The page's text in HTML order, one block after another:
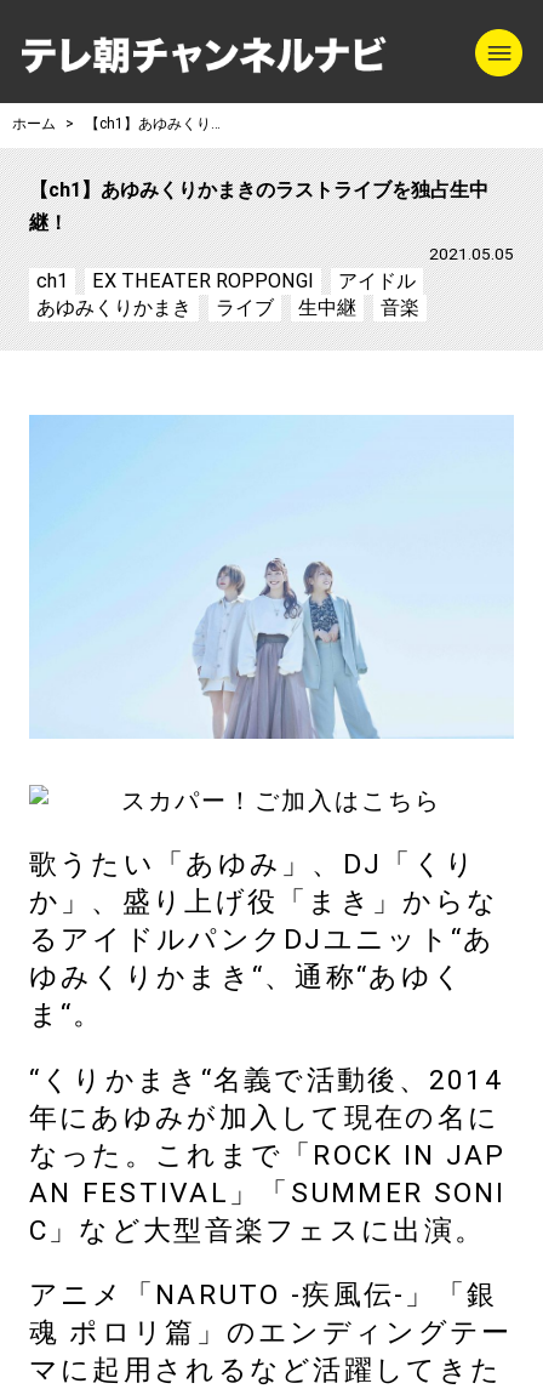
テレ朝チャンネ
ホーム 【ch1】あゆみくりかまきのラストライブを独占生中継！
【ch1】あゆみくりかまきのラストライブを独占生中
継！
2021.05.05
ch1 EX THEATER ROPPONGI
アイドル
あゆみくりかまき
ライブ 生中継 音楽
歌うたい「あゆみ」、DJ「くり
か」、盛り上げ役「まき」からな
るアイドルパンクDJユニット“あ
ゆみくりかまき“、通称“あゆく
ま“。
“くりかまき“名義で活動後、2014
年にあゆみが加入して現在の名に
なった。これまで「ROCK IN JAP
AN FESTIVAL」「SUMMER SONI
C」など大型音楽フェスに出演。
アニメ「NARUTO -疾風伝-」「銀
魂 ポロリ篇」のエンディングテー
マに起用されるなど活躍してきた